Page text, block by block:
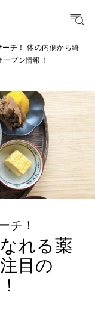
ージ
た
チ！ 体の内側から綺
プン情報！
チ！
れる薬
目の